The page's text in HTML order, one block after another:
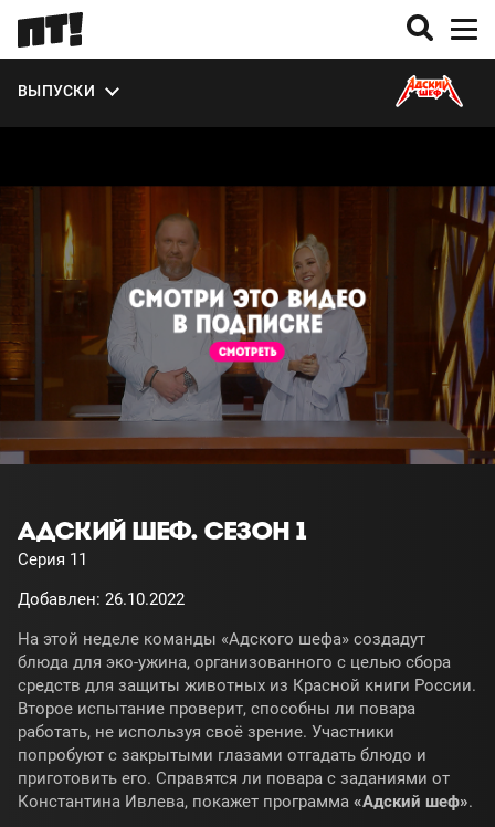
ВЫПУСКИ
О СЕЗОНЕ
АДСКИЙ ШЕФ. СЕЗОН 1
Серия 11
Добавлен: 26.10.2022
На этой неделе команды «Адского шефа» создадут
блюда для эко-ужина, организованного с целью сбора
средств для защиты животных из Красной книги России.
Второе испытание проверит, способны ли повара
работать, не используя своё зрение. Участники
попробуют с закрытыми глазами отгадать блюдо и
приготовить его. Справятся ли повара с заданиями от
Константина Ивлева, покажет программа «Адский шеф».